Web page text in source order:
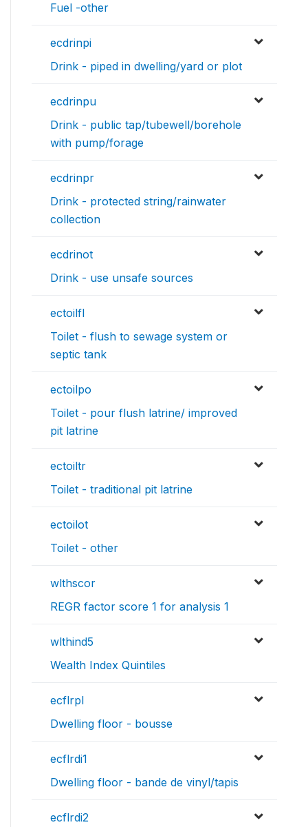
Fuel -other
ecdrinpi
Drink - piped in dwelling/yard or plot
ecdrinpu
Drink - public tap/tubewell/borehole
with pump/forage
ecdrinpr
Drink - protected string/rainwater
collection
ecdrinot
Drink - use unsafe sources
ectoilfl
Toilet - flush to sewage system or
septic tank
ectoilpo
Toilet - pour flush latrine/ improved
pit latrine
ectoiltr
Toilet - traditional pit latrine
ectoilot
Toilet - other
wlthscor
REGR factor score 1 for analysis 1
wlthind5
Wealth Index Quintiles
ecflrpl
Dwelling floor - bousse
ecflrdi1
Dwelling floor - bande de vinyl/tapis
ecflrdi2